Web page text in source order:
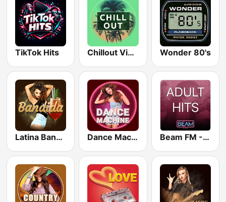
TikTok Hits Chillout Vibes Wonder 80's
Latina Bandida! Dance Machine Beam FM - Adult Hits